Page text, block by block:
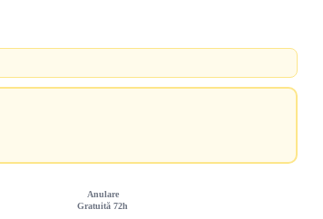
Anulare
Gratuită 72h